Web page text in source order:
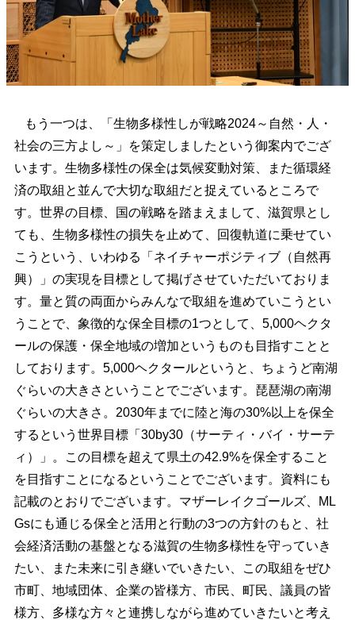
もう一つは、「生物多様性しが戦略2024～自然・人・
社会の三方よし～」を策定しましたという御案内でござ
います。生物多様性の保全は気候変動対策、また循環経
済の取組と並んで大切な取組だと捉えているところで
す。世界の目標、国の戦略を踏まえまして、滋賀県とし
ても、生物多様性の損失を止めて、回復軌道に乗せてい
こうという、いわゆる「ネイチャーポジティブ（自然再
興）」の実現を目標として掲げさせていただいておりま
す。量と質の両面からみんなで取組を進めていこうとい
うことで、象徴的な保全目標の1つとして、5,000ヘクタ
ールの保護・保全地域の増加というものも目指すことと
しております。5,000ヘクタールというと、ちょうど南湖
ぐらいの大きさということでございます。琵琶湖の南湖
ぐらいの大きさ。2030年までに陸と海の30%以上を保全
するという世界目標「30by30（サーティ・バイ・サーテ
ィ）」。この目標を超えて県土の42.9%を保全すること
を目指すことになるということでございます。資料にも
記載のとおりでございます。マザーレイクゴールズ、ML
Gsにも通じる保全と活用と行動の3つの方針のもと、社
会経済活動の基盤となる滋賀の生物多様性を守っていき
たい、また未来に引き継いでいきたい、この取組をぜひ
市町、地域団体、企業の皆様方、市民、町民、議員の皆
様方、多様な方々と連携しながら進めていきたいと考え